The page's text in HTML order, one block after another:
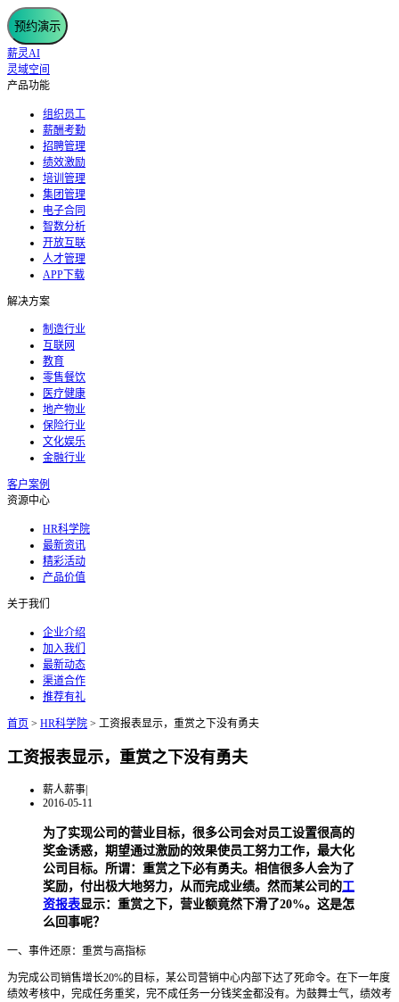
预约演示
薪灵AI
灵域空间
产品功能
组织员工
薪酬考勤
招聘管理
绩效激励
培训管理
集团管理
电子合同
智数分析
开放互联
人才管理
APP下载
解决方案
制造行业
互联网
教育
零售餐饮
医疗健康
地产物业
保险行业
文化娱乐
金融行业
客户案例
资源中心
HR科学院
最新资讯
精彩活动
产品价值
关于我们
企业介绍
加入我们
最新动态
渠道合作
推荐有礼
首页 > HR科学院 > 工资报表显示，重赏之下没有勇夫
工资报表显示，重赏之下没有勇夫
薪人薪事|
2016-05-11
为了实现公司的营业目标，很多公司会对员工设置很高的
奖金诱惑，期望通过激励的效果使员工努力工作，最大化
公司目标。所谓：重赏之下必有勇夫。相信很多人会为了
奖励，付出极大地努力，从而完成业绩。然而某公司的工
资报表显示：重赏之下，营业额竟然下滑了20%。这是怎
么回事呢？
一、事件还原：重赏与高指标
为完成公司销售增长20%的目标，某公司营销中心内部下达了死命令。在下一年度
绩效考核中，完成任务重奖，完不成任务一分钱奖金都没有。为鼓舞士气，绩效考